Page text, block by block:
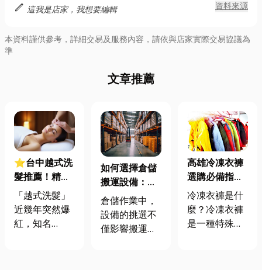
edit 這我是店家，我想要編輯 資料來源
本資料謹供參考，詳細交易及服務內容，請依與店家實際交易協議為
準
文章推薦
⭐台中越式洗
髮推薦！精選
9間人氣台中
越式洗髮~越
式洗髮與台式
「越式洗髮」
近幾年突然爆
紅，知名
如何選擇倉儲
搬運設備：堆
高機、拖板
車、手推車比
較與選購指南
倉儲作業中，
設備的挑選不
僅影響搬運速
高雄冷凍衣褲
選購必備指
南：防寒衣物
成為你極端環
境下的守護者
冷凍衣褲是什
麼？冷凍衣褲
是一種特殊的